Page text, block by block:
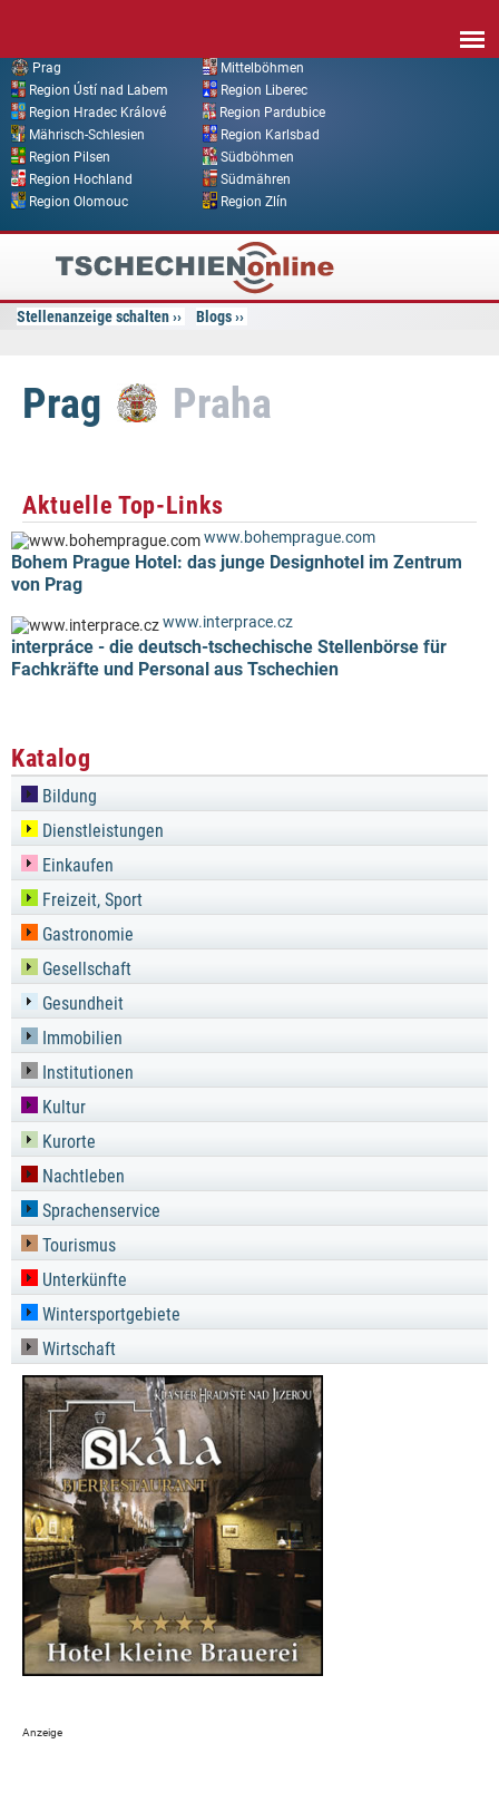
Prag
Mittelböhmen
Region Ústí nad Labem
Region Liberec
Region Hradec Králové
Region Pardubice
Mährisch-Schlesien
Region Karlsbad
Region Pilsen
Südböhmen
Region Hochland
Südmähren
Region Olomouc
Region Zlín
Tschechien
Online
Stellenanzeige schalten Blogs
Prag Praha
Aktuelle Top-Links
www.bohemprague.com
Bohem Prague Hotel: das junge Designhotel im Zentrum
von Prag
www.interprace.cz
interpráce - die deutsch-tschechische Stellenbörse für
Fachkräfte und Personal aus Tschechien
Katalog
Bildung
Dienstleistungen
Einkaufen
Freizeit, Sport
Gastronomie
Gesellschaft
Gesundheit
Immobilien
Institutionen
Kultur
Kurorte
Nachtleben
Sprachenservice
Tourismus
Unterkünfte
Wintersportgebiete
Wirtschaft